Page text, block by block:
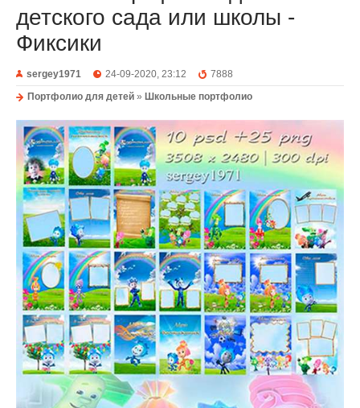
детского сада или школы -
Фиксики
sergey1971 24-09-2020, 23:12
7888
Портфолио для детей » Школьные портфолио